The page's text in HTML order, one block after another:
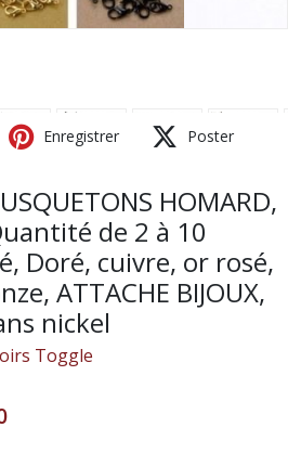
Enregistrer Poster
HOMARD,
de 2 à 10
Doré, cuivre, or rosé,
ATTACHE BIJOUX,
nickel
Toggle